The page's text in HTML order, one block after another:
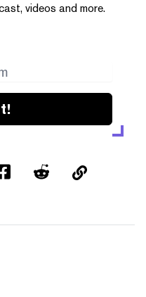
videos and more.